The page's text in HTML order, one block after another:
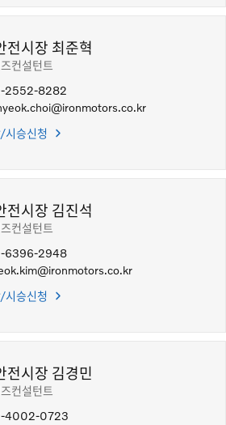
전시장 최준혁
컨설턴트
2552-8282
시승신청
전시장 김진석
컨설턴트
6396-2948
시승신청
전시장 김경민
컨설턴트
4002-0723